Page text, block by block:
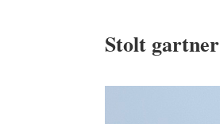
Stolt